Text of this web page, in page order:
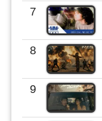
7
8
9